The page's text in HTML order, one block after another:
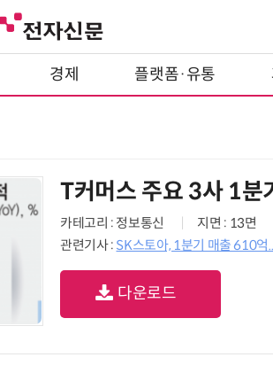
경제 플랫폼·유통
T커머스 주요 3사 1분
카테고리 : 정보통신 지면 : 13면
관련기사 : SK스토아, 1분기 매출 610억
다운로드